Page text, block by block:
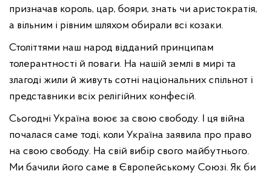
призначав король, цар, бояри, знать чи аристократія,
а вільним і рівним шляхом обирали всі козаки.
Століттями наш народ відданий принципам
толерантності й поваги. На нашій землі в мирі та
злагоді жили й живуть сотні національних спільнот і
представники всіх релігійних конфесій.
Сьогодні Україна воює за свою свободу. І ця війна
почалася саме тоді, коли Україна заявила про право
на свою свободу. На свій вибір свого майбутнього.
Ми бачили його саме в Європейському Союзі. Як би